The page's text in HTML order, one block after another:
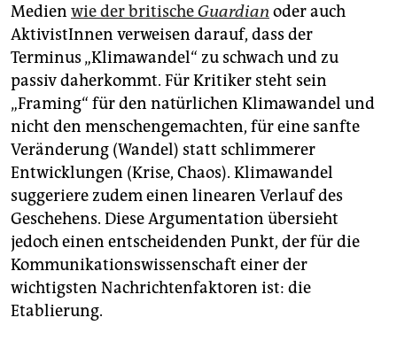
Medien wie der britischeGuardian oder auch
AktivistInnen verweisen darauf, dass der
Terminus „Klimawandel“ zu schwach und zu
passiv daherkommt. Für Kritiker steht sein
„Framing“ für den natürlichen Klimawandel und
nicht den menschengemachten, für eine sanfte
Veränderung (Wandel) statt schlimmerer
Entwicklungen (Krise, Chaos). Klimawandel
suggeriere zudem einen linearen Verlauf des
Geschehens. Diese Argumentation übersieht
jedoch einen entscheidenden Punkt, der für die
Kommunikationswissenschaft einer der
wichtigsten Nachrichtenfaktoren ist: die
Etablierung.